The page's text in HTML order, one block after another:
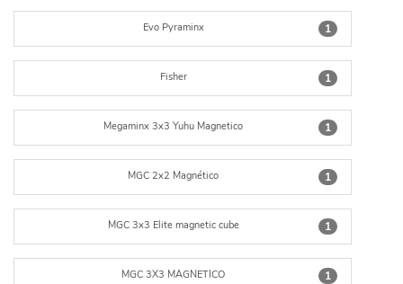
1
Evo Pyraminx
1
Fisher
1
Megaminx 3x3 Yuhu Magnetico
1
MGC 2x2 Magnético
1
MGC 3x3 Elite magnetic cube
1
MGC 3X3 MAGNETICO